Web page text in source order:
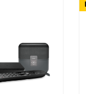
€ par mois,